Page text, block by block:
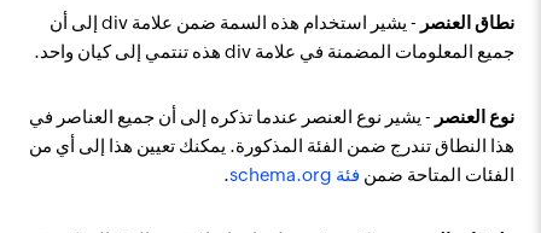
نطاق العنصر
- يشير استخدام هذه السمة ضمن علامة div إلى أن
جميع المعلومات المضمنة في علامة div هذه تنتمي إلى كيان واحد.
نوع العنصر - يشير نوع العنصر عندما تذكره إلى أن جميع العناصر في
هذا النطاق تندرج ضمن الفئة المذكورة. يمكنك تعيين هذا إلى أي من
الفئات المتاحة ضمن فئة schema.org .